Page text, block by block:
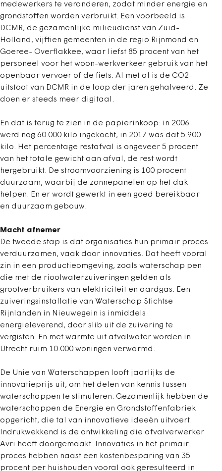
medewerkers te veranderen, zodat minder energie en
grondstoffen worden verbruikt. Een voorbeeld is
DCMR, de gezamenlijke milieudienst van Zuid-
Holland, vijftien gemeenten in de regio Rijnmond en
Goeree- Overflakkee, waar liefst 85 procent van het
personeel voor het woon-werkverkeer gebruik van het
openbaar vervoer of de fiets. Al met al is de CO2-
uitstoot van DCMR in de loop der jaren gehalveerd. Ze
doen er steeds meer digitaal.
En dat is terug te zien in de papierinkoop: in 2006
werd nog 60.000 kilo ingekocht, in 2017 was dat 5.900
kilo. Het percentage restafval is ongeveer 5 procent
van het totale gewicht aan afval, de rest wordt
hergebruikt. De stroomvoorziening is 100 procent
duurzaam, waarbij de zonnepanelen op het dak
helpen. En er wordt gewerkt in een goed bereikbaar
en duurzaam gebouw.
Macht afnemer
De tweede stap is dat organisaties hun primair proces
verduurzamen, vaak door innovaties. Dat heeft vooral
zin in een productieomgeving, zoals waterschap pen
die met de rioolwaterzuiveringen gelden als
grootverbruikers van elektriciteit en aardgas. Een
zuiveringsinstallatie van Waterschap Stichtse
Rijnlanden in Nieuwegein is inmiddels
energieleverend, door slib uit de zuivering te
vergisten. En met warmte uit afvalwater worden in
Utrecht ruim 10.000 woningen verwarmd.
De Unie van Waterschappen looft jaarlijks de
innovatieprijs uit, om het delen van kennis tussen
waterschappen te stimuleren. Gezamenlijk hebben de
waterschappen de Energie en Grondstoffenfabriek
opgericht, die tal van innovatieve ideeën uitvoert.
Indrukwekkend is de ontwikkeling die afvalverwerker
Avri heeft doorgemaakt. Innovaties in het primair
proces hebben naast een kostenbesparing van 35
procent per huishouden vooral ook geresulteerd in